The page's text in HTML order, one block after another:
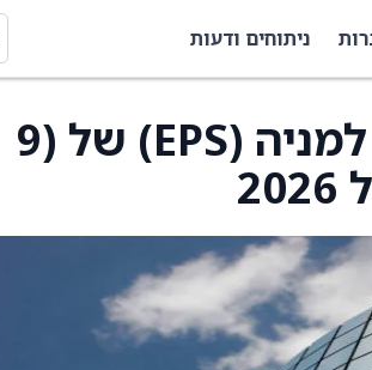
ניתוחים ודעות
Aehr Test Systems צופה רווח למניה (EPS) של (9